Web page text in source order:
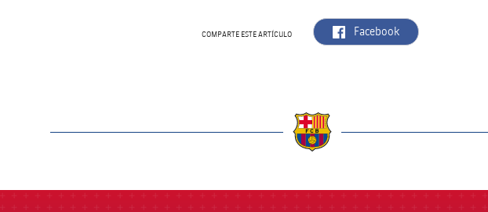
COMPARTE ESTE ARTÍCULO label.aria.facebook
Facebook